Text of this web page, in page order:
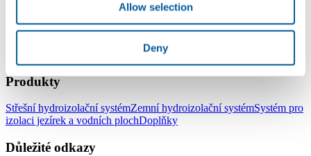
Allow selection
Deny
YouTube
Produkty
Střešní hydroizolační systémZemní hydroizolační systémSystém pro
izolaci jezírek a vodních plochDoplňky
Důležité odkazy